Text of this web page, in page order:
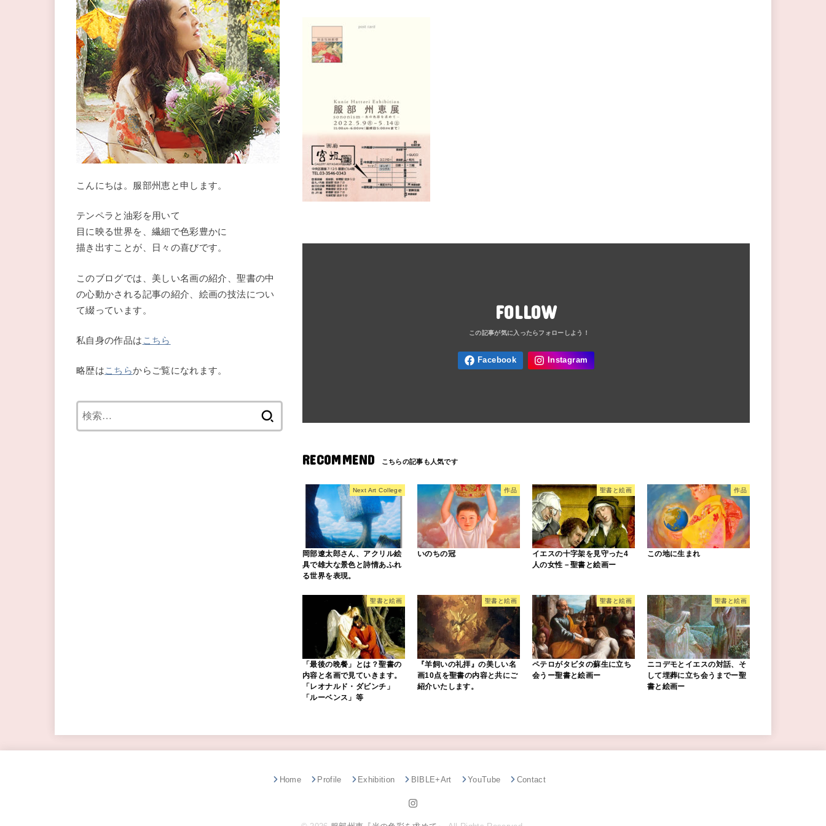
FOLLOW
RECOMMEND
Next Art College
岡部遼太郎さん、アクリル絵
具で雄大な景色と詩情あふれ
る世界を表現。
作品
いのちの冠
聖書と絵画
イエスの十字架を見守った4
人の女性－聖書と絵画ー
作品
この地に生まれ
聖書と絵画
「最後の晩餐」とは？聖書の
内容と名画で見ていきます。
「レオナルド・ダビンチ」
「ルーベンス」等
聖書と絵画
『羊飼いの礼拝』の美しい名
画10点を聖書の内容と共にご
紹介いたします。
聖書と絵画
ペテロがタビタの蘇生に立ち
会うー聖書と絵画ー
聖書と絵画
ニコデモとイエスの対話、そ
して埋葬に立ち会うまでー聖
書と絵画ー
こんにちは。服部州恵と申します。
テンペラと油彩を用いて
目に映る世界を、繊細で色彩豊かに
描き出すことが、日々の喜びです。
このブログでは、美しい名画の紹介、聖書の中
の心動かされる記事の紹介、絵画の技法につい
て綴っています。
私自身の作品は こちら
略歴はこちらからご覧になれます。
Home Profile Exhibition BIBLE+Art YouTube Contact